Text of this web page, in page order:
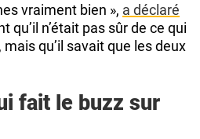
vraiment bien », a déclaré
qu’il n’était pas sûr de ce qui
qu’il savait que les deux
fait le buzz sur